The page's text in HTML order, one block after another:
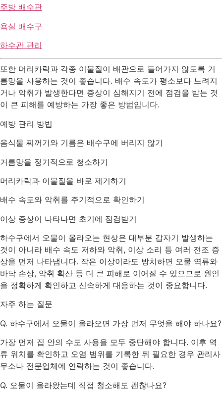
주방 배수관
욕실 배수구
하수관 관리
또한 머리카락과 각종 이물질이 배관으로 들어가지 않도록 거
름망을 사용하는 것이 좋습니다. 배수 속도가 평소보다 느려지
거나 악취가 발생한다면 증상이 심해지기 전에 점검을 받는 것
이 큰 피해를 예방하는 가장 좋은 방법입니다.
예방 관리 방법
음식물 찌꺼기와 기름은 배수구에 버리지 않기
거름망을 정기적으로 청소하기
머리카락과 이물질을 바로 제거하기
배수 속도와 악취를 주기적으로 확인하기
이상 증상이 나타나면 초기에 점검받기
하수구에서 오물이 올라오는 현상은 대부분 갑자기 발생하는
것이 아니라 배수 속도 저하와 악취, 이상 소리 등 여러 전조 증
상을 먼저 나타냅니다. 작은 이상이라도 방치하면 오물 역류와
바닥 손상, 악취 확산 등 더 큰 피해로 이어질 수 있으므로 원인
을 정확하게 확인하고 신속하게 대응하는 것이 중요합니다.
자주 하는 질문
Q. 하수구에서 오물이 올라오면 가장 먼저 무엇을 해야 하나요?
가장 먼저 집 안의 수도 사용을 모두 중단해야 합니다. 이후 역
류 위치를 확인하고 오염 범위를 기록한 뒤 필요한 경우 관리사
무소나 전문업체에 연락하는 것이 좋습니다.
Q. 오물이 올라왔는데 직접 청소해도 괜찮나요?